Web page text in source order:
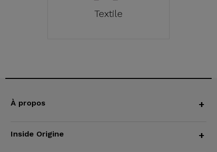
Textile
À propos +
Inside Origine +